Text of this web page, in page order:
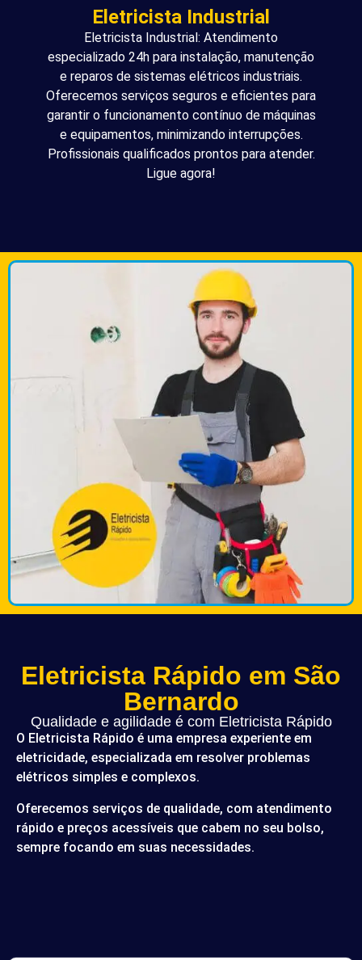
Eletricista Industrial
Eletricista Industrial: Atendimento
especializado 24h para instalação, manutenção
e reparos de sistemas elétricos industriais.
Oferecemos serviços seguros e eficientes para
garantir o funcionamento contínuo de máquinas
e equipamentos, minimizando interrupções.
Profissionais qualificados prontos para atender.
Ligue agora!
Eletricista Rápido em São
Bernardo
Qualidade e agilidade é com Eletricista Rápido
O Eletricista Rápido é uma empresa experiente em
eletricidade, especializada em resolver problemas
elétricos simples e complexos.
Oferecemos serviços de qualidade, com atendimento
rápido e preços acessíveis que cabem no seu bolso,
sempre focando em suas necessidades.